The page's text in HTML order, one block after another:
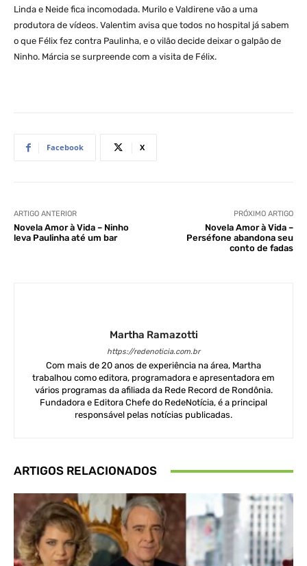
Linda e Neide fica incomodada. Murilo e Valdirene vão a uma
produtora de vídeos. Valentim avisa que todos no hospital já sabem
o que Félix fez contra Paulinha, e o vilão decide deixar o galpão de
Ninho. Márcia se surpreende com a visita de Félix.
Facebook X
ARTIGO ANTERIOR
Novela Amor à Vida – Ninho
leva Paulinha até um bar
PRÓXIMO ARTIGO
Novela Amor à Vida –
Perséfone abandona seu
conto de fadas
Martha Ramazotti
https://redenoticia.com.br
Com mais de 20 anos de experiência na área, Martha
trabalhou como editora, programadora e apresentadora em
vários programas da afiliada da Rede Record de Rondônia.
Fundadora e Editora Chefe do RedeNotícia, é a principal
responsável pelas notícias publicadas.
ARTIGOS RELACIONADOS